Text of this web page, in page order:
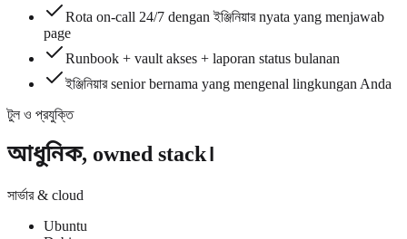
Rota on-call 24/7 dengan ইঞ্জিনিয়ার nyata yang menjawab
page
Runbook + vault akses + laporan status bulanan
ইঞ্জিনিয়ার senior bernama yang mengenal lingkungan Anda
টুল ও প্রযুক্তি
আধুনিক, owned stack।
সার্ভার & cloud
Ubuntu